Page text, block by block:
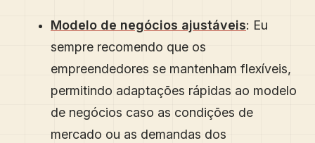
Modelo de negócios ajustáveis: Eu
sempre recomendo que os
empreendedores se mantenham flexíveis,
permitindo adaptações rápidas ao modelo
de negócios caso as condições de
mercado ou as demandas dos